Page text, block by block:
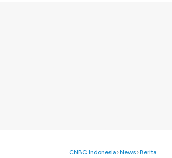
CNBC Indonesia News Berita